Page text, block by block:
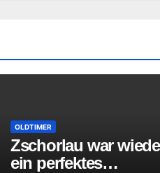
OLDTIMER
Zschorlau war
ein perfektes